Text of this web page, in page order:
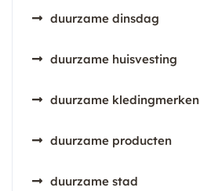
duurzame dinsdag
duurzame huisvesting
duurzame kledingmerken
duurzame producten
duurzame stad